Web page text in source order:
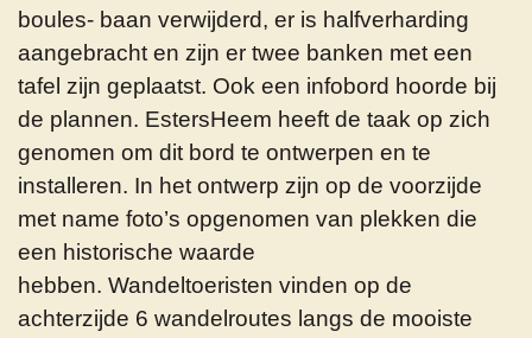
boules- baan verwijderd, er is halfverharding
aangebracht en zijn er twee banken met een
tafel zijn geplaatst. Ook een infobord hoorde bij
de plannen. EstersHeem heeft de taak op zich
genomen om dit bord te ontwerpen en te
installeren. In het ontwerp zijn op de voorzijde
met name foto’s opgenomen van plekken die
een historische waarde
hebben. Wandeltoeristen vinden op de
achterzijde 6 wandelroutes langs de mooiste